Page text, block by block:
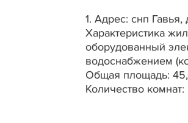
1. Адрес: снп Гавья,
Характеристика
оборудованный
водоснабжением
Общая площадь:
Количество комнат: